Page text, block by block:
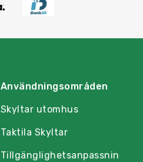
Användningsområden
Skyltar utomhus
Taktila Skyltar
Tillgänglighetsanpassnin